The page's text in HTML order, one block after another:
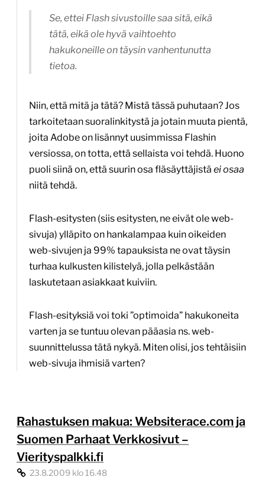
Se, ettei Flash sivustoille saa sitä, eikä
tätä, eikä ole hyvä vaihtoehto
hakukoneille on täysin vanhentunutta
tietoa.
Niin, että mitä ja tätä? Mistä tässä puhutaan? Jos
tarkoitetaan suoralinkitystä ja jotain muuta pientä,
joita Adobe on lisännyt uusimmissa Flashin
versiossa, on totta, että sellaista voi tehdä. Huono
puoli siinä on, että suurin osa fläsäyttäjistä ei osaa
niitä tehdä.
Flash-esitysten (siis esitysten, ne eivät ole web-
sivuja) ylläpito on hankalampaa kuin oikeiden
web-sivujen ja 99% tapauksista ne ovat täysin
turhaa kulkusten kilistelyä, jolla pelkästään
laskutetaan asiakkaat kuiviin.
Flash-esityksiä voi toki ”optimoida” hakukoneita
varten ja se tuntuu olevan pääasia ns. web-
suunnittelussa tätä nykyä. Miten olisi, jos tehtäisiin
web-sivuja ihmisiä varten?
Rahastuksen makua: Websiterace.com ja
Suomen Parhaat Verkkosivut –
Vierityspalkki.fi
23.8.2009 klo 16.48